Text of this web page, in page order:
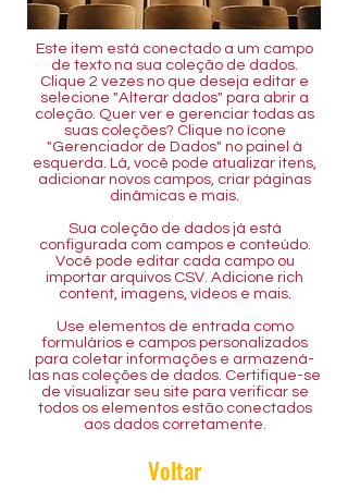
Este item está conectado a um campo
de texto na sua coleção de dados.
Clique 2 vezes no que deseja editar e
selecione "Alterar dados" para abrir a
coleção. Quer ver e gerenciar todas as
suas coleções? Clique no ícone
"Gerenciador de Dados" no painel à
esquerda. Lá, você pode atualizar itens,
adicionar novos campos, criar páginas
dinâmicas e mais.
Sua coleção de dados já está
configurada com campos e conteúdo.
Você pode editar cada campo ou
importar arquivos CSV. Adicione rich
content, imagens, vídeos e mais.
Use elementos de entrada como
formulários e campos personalizados
para coletar informações e armazená-
las nas coleções de dados. Certifique-se
de visualizar seu site para verificar se
todos os elementos estão conectados
aos dados corretamente.
Voltar